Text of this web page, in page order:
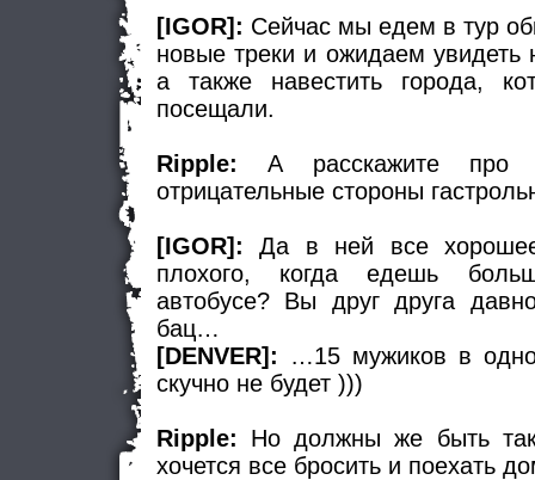
[IGOR]: Сейчас мы едем в тур
новые треки и ожидаем увидеть
а также навестить города,
посещали.
Ripple: А расскажите про
отрицательные стороны
[IGOR]: Да в ней все
плохого, когда едешь
автобусе? Вы друг друга
бац…
[DENVER]: …15 мужиков в
скучно не будет )))
Ripple: Но должны же быть
хочется все бросить и поехать